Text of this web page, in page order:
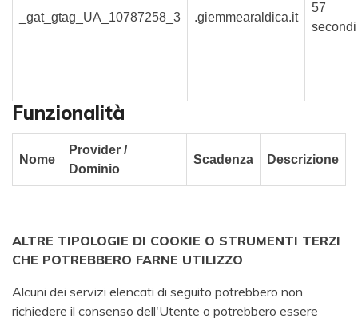
_gat_gtag_UA_10787258_3 .giemmearaldica.it
57
secondi
Funzionalità
Nome
Provider /
Dominio
Scadenza Descrizione
ALTRE TIPOLOGIE DI COOKIE O STRUMENTI TERZI
CHE POTREBBERO FARNE UTILIZZO
Alcuni dei servizi elencati di seguito potrebbero non
richiedere il consenso dell'Utente o potrebbero essere